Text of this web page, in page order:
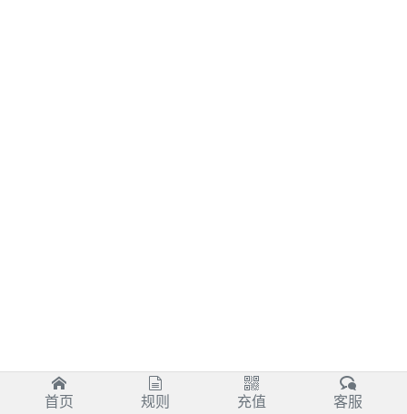
首页 规则 充值 客服